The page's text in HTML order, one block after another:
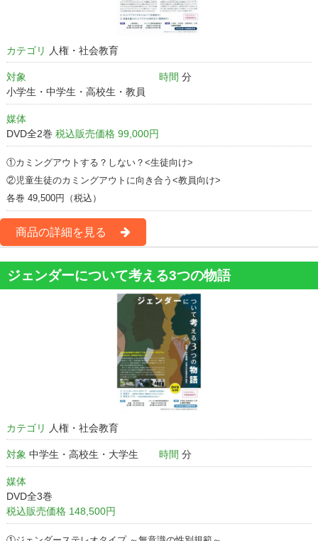
カテゴリ 人権・社会教育
対象
小学生・中学生・高校生・教員
時間 分
媒体
DVD全2巻 税込販売価格 99,000円
①カミングアウトする？しない？<生徒向け>
②児童生徒のカミングアウトに向き合う<教員向け>
各巻 49,500円（税込）
商品の詳細を見る
ジェンダーについて考える3つの物語
カテゴリ 人権・社会教育
対象 中学生・高校生・大学生 時間 分
媒体
DVD全3巻
税込販売価格 148,500円